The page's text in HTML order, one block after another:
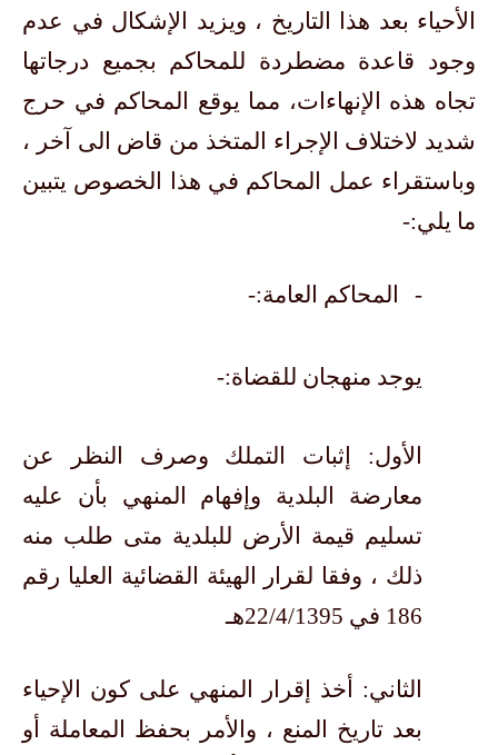
الأحياء بعد هذا التاريخ ، ويزيد الإشكال في عدم
وجود قاعدة مضطردة للمحاكم بجميع درجاتها
تجاه هذه الإنهاءات، مما يوقع المحاكم في حرج
شديد لاختلاف الإجراء المتخذ من قاض الى آخر ،
وباستقراء عمل المحاكم في هذا الخصوص يتبين
ما يلي:-
- المحاكم العامة:-
يوجد منهجان للقضاة:-
الأول: إثبات التملك وصرف النظر عن
معارضة البلدية وإفهام المنهي بأن عليه
تسليم قيمة الأرض للبلدية متى طلب منه
ذلك ، وفقا لقرار الهيئة القضائية العليا رقم
186 في 22/4/1395هـ
الثاني: أخذ إقرار المنهي على كون الإحياء
بعد تاريخ المنع ، والأمر بحفظ المعاملة أو